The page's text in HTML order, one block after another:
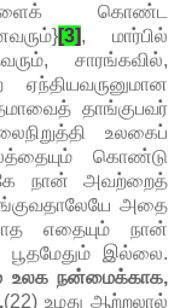
கொண்ட
[3], மார்பில்
சாரங்கவில்,
தாங்குபவர்
உலகைப்
கொண்டு
நான் அவற்றைத்
அதை
எதையும் நான்
பூதமேதும் இல்லை.
உலக நன்மைக்காக,
(22) உமது ஆற்றலால்